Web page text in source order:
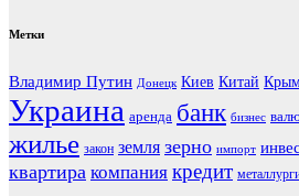
Метки
Владимир Путин Донецк Киев Китай
Украина аренда банк бизнес
жилье закон земля зерно импорт
квартира компания кредит